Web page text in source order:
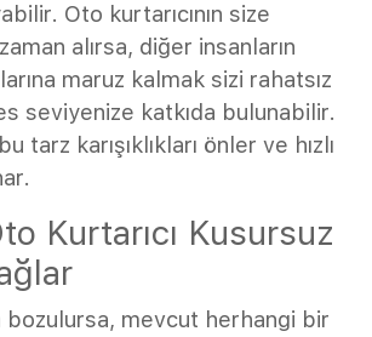
Oto kurtarıcının size
alırsa, diğer insanların
maruz kalmak sizi rahatsız
seviyenize katkıda bulunabilir.
tarz karışıklıkları önler ve hızlı
Kurtarıcı Kusursuz
bozulursa, mevcut herhangi bir